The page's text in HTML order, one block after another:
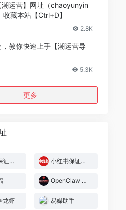
潮运营】网址（chaoyunyin
藏本站【Ctrl+D】
2.8K
，教你快速上手【潮运营导
5.3K
更多
视频号保证金规则 小红书保证金规则
OpenClaw 官网
龙虾 易媒助手